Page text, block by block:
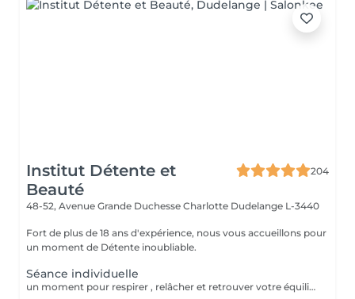
Institut Détente et
Beauté
204
48-52, Avenue Grande Duchesse Charlotte Dudelange L-3440
Fort de plus de 18 ans d'expérience, nous vous accueillons pour
un moment de Détente inoubliable.
Séance individuelle
un moment pour respirer , relâcher et retrouver votre équilibre émotionnel , une vrai parenthèse pour vous reconnecter à vous-même.